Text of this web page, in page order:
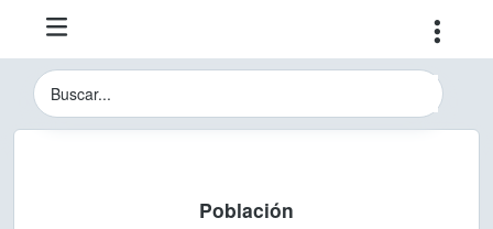
Instituto Nacional de Estadística y
Buscador del Sitio del INEGI
Población